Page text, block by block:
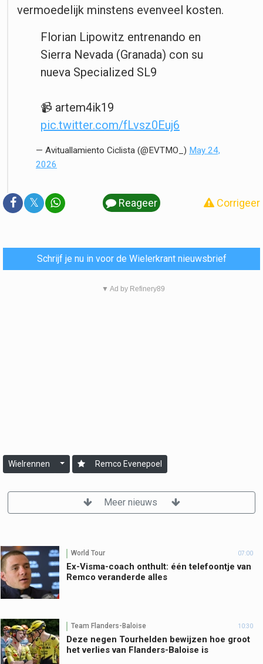
vermoedelijk minstens evenveel kosten.
Florian Lipowitz entrenando en
Sierra Nevada (Granada) con su
nueva Specialized SL9
📹 artem4ik19
pic.twitter.com/fLvsz0Euj6
— Avituallamiento Ciclista (@EVTMO_) May 24,
2026
𝕏 Reageer Corrigeer
Schrijf je nu in voor de Wielerkrant nieuwsbrief
▼ Ad by Refinery89
Wielrennen Remco Evenepoel
Meer nieuws
World Tour 07:00
Ex-Visma-coach onthult: één telefoontje van
Remco veranderde alles
Team Flanders-Baloise 10:30
Deze negen Tourhelden bewijzen hoe groot
het verlies van Flanders-Baloise is